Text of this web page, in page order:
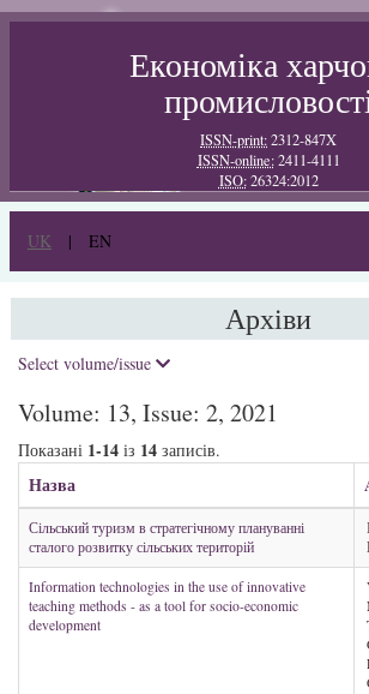
Економіка
ISSN-print:2312-847X
ISSN-online:2411-4111
ISO:26324:2012
UK | EN
Архіви
Select volume/issue
Volume: 13, Issue: 2, 2021
Показані 1-14 із 14 записів.
Назва
Сільський туризм в стратегічному плануванні
сталого розвитку сільських територій
Information technologies in the use of innovative
teaching methods - as a tool for socio-economic
development